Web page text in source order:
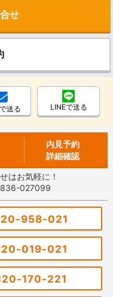
せ
送る LINEで送る
内見予約
詳細確認
はお気軽に！
027099
958-021
019-021
170-221